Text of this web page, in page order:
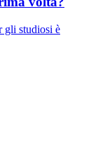
gli studiosi è